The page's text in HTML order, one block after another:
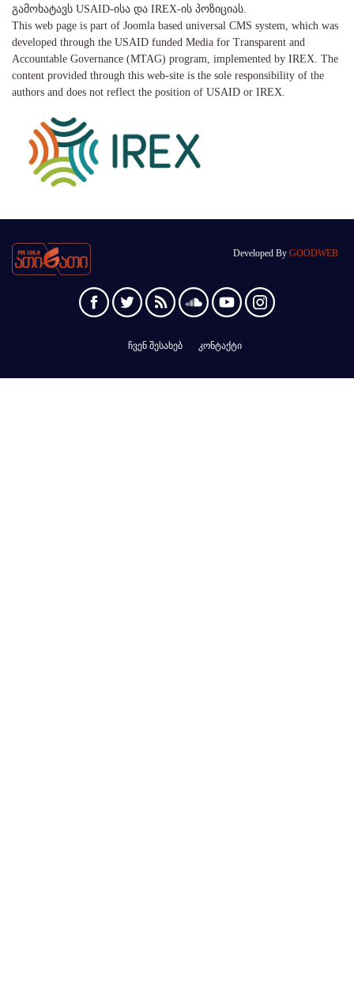
გამოხატავს USAID-ისა და IREX-ის პოზიციას.
This web page is part of Joomla based universal CMS system, which was
developed through the USAID funded Media for Transparent and
Accountable Governance (MTAG) program, implemented by IREX. The
content provided through this web-site is the sole responsibility of the
authors and does not reflect the position of USAID or IREX.
Developed By GOODWEB
ჩვენ შესახებ კონტაქტი